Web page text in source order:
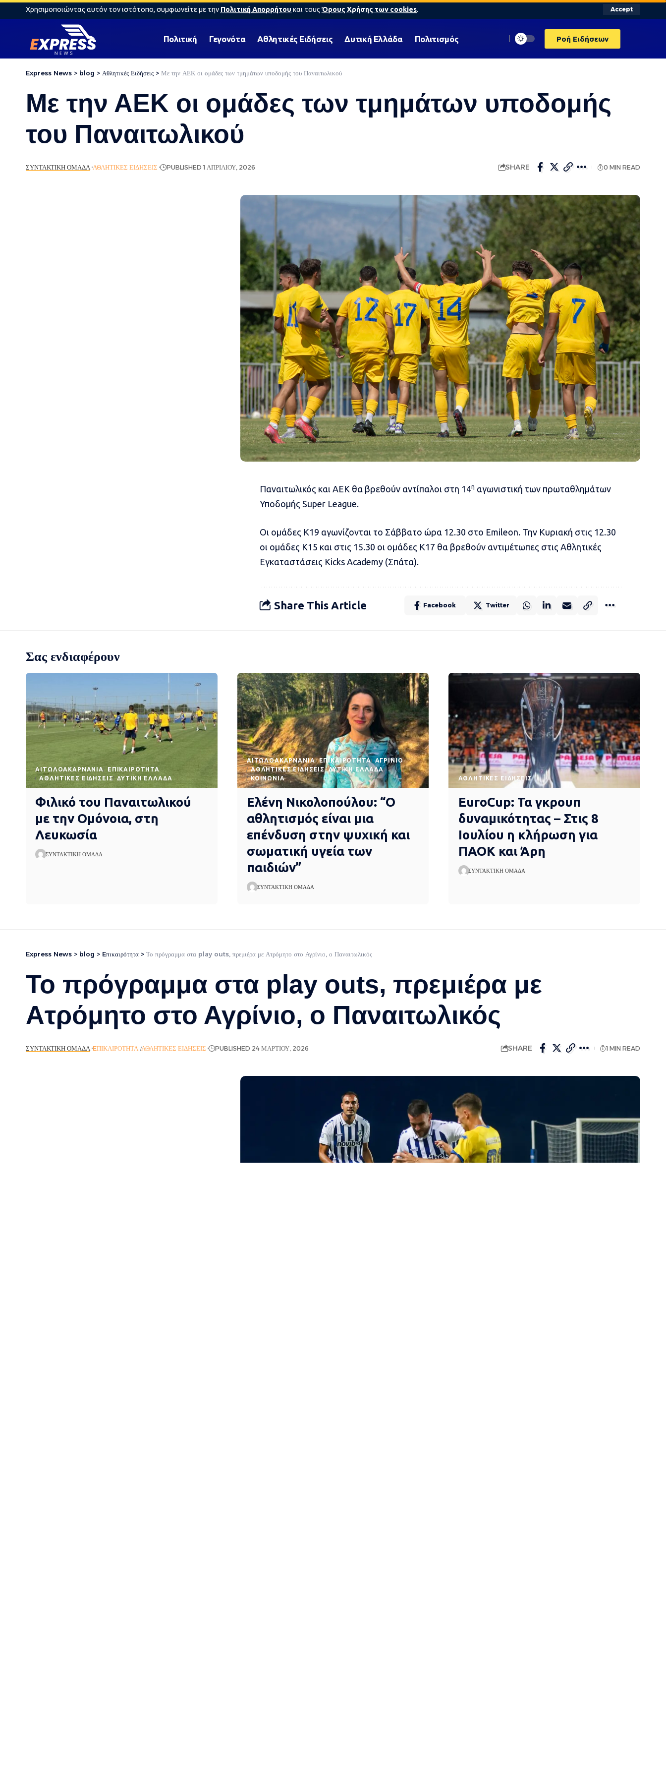
Χρησιμοποιώντας αυτόν τον ιστότοπο, συμφωνείτε με την Πολιτική Απορρήτου και τους Όρους Χρήσης των cookies. Accept
Πολιτική Γεγονότα Αθλητικές Ειδήσεις Δυτική Ελλάδα Πολιτισμός Ροή Ειδήσεων
Express News > blog > Αθλητικές Ειδήσεις > Με την ΑΕΚ οι ομάδες των τμημάτων υποδομής του Παναιτωλικού
Με την ΑΕΚ οι ομάδες των τμημάτων υποδομής
του Παναιτωλικού
ΣΥΝΤΑΚΤΙΚΉ ΟΜΆΔΑ ΑΘΛΗΤΙΚΈΣ ΕΙΔΉΣΕΙΣ PUBLISHED 1 ΑΠΡΙΛΊΟΥ, 2026 SHARE 0 MIN READ
Παναιτωλικός και ΑΕΚ θα βρεθούν αντίπαλοι στη 14η αγωνιστική των πρωταθλημάτων
Υποδομής Super League.
Οι ομάδες Κ19 αγωνίζονται το Σάββατο ώρα 12.30 στο Emileon. Την Κυριακή στις 12.30
οι ομάδες Κ15 και στις 15.30 οι ομάδες Κ17 θα βρεθούν αντιμέτωπες στις Αθλητικές
Εγκαταστάσεις Kicks Academy (Σπάτα).
Share This Article Facebook Twitter
Σας ενδιαφέρουν
AΙΤΩΛΟΑΚΑΡΝΑΝΊΑ
EΠΙΚΑΙΡΌΤΗΤΑ
ΑΘΛΗΤΙΚΈΣ ΕΙΔΉΣΕΙΣ
ΔΥΤΙΚΉ ΕΛΛΆΔΑ
Φιλικό του Παναιτωλικού
με την Ομόνοια, στη
Λευκωσία
ΣΥΝΤΑΚΤΙΚΉ ΟΜΆΔΑ
AΙΤΩΛΟΑΚΑΡΝΑΝΊΑ EΠΙΚΑΙΡΌΤΗΤΑ
ΑΓΡΊΝΙΟ
ΑΘΛΗΤΙΚΈΣ ΕΙΔΉΣΕΙΣ
ΔΥΤΙΚΉ ΕΛΛΆΔΑ
ΚΟΙΝΩΝΊΑ
Ελένη Νικολοπούλου: “Ο
αθλητισμός είναι μια
επένδυση στην ψυχική και
σωματική υγεία των
παιδιών”
ΣΥΝΤΑΚΤΙΚΉ ΟΜΆΔΑ
ΑΘΛΗΤΙΚΈΣ ΕΙΔΉΣΕΙΣ
EuroCup: Τα γκρουπ
δυναμικότητας – Στις 8
Ιουλίου η κλήρωση για
ΠΑΟΚ και Άρη
ΣΥΝΤΑΚΤΙΚΉ ΟΜΆΔΑ
Express News > blog > Eπικαιρότητα > Το πρόγραμμα στα play outs, πρεμιέρα με Ατρόμητο στο Αγρίνιο, ο Παναιτωλικός
Το πρόγραμμα στα play outs, πρεμιέρα με
Ατρόμητο στο Αγρίνιο, ο Παναιτωλικός
ΣΥΝΤΑΚΤΙΚΉ ΟΜΆΔΑ EΠΙΚΑΙΡΌΤΗΤΑ ΑΘΛΗΤΙΚΈΣ ΕΙΔΉΣΕΙΣ PUBLISHED 24 ΜΑΡΤΊΟΥ, 2026 SHARE 1 MIN READ